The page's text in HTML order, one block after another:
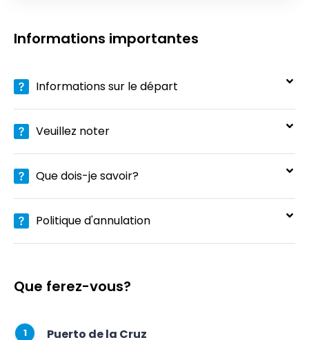
Informations importantes
Informations sur le départ
Veuillez noter
Que dois-je savoir?
Politique d'annulation
Que ferez-vous?
1 Puerto de la Cruz